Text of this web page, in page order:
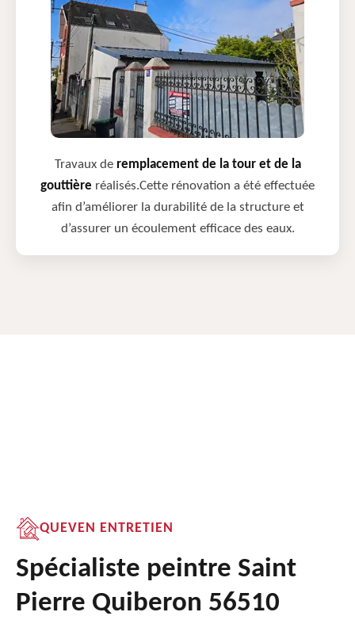
Travaux de remplacement de la tour et de la
gouttière réalisés.Cette rénovation a été effectuée
afin d’améliorer la durabilité de la structure et
d’assurer un écoulement efficace des eaux.
QUEVEN ENTRETIEN
Spécialiste peintre Saint
Pierre Quiberon 56510